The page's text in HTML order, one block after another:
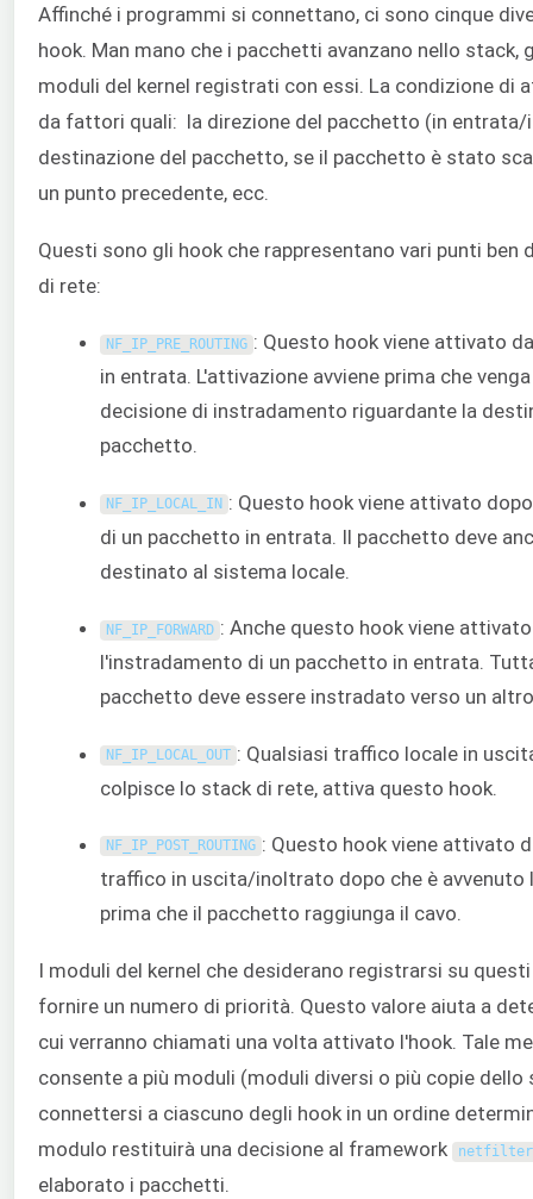
Affinché i programmi si connettano, ci sono cinque
hook. Man mano che i pacchetti avanzano nello stack,
moduli del kernel registrati con essi. La condizione di
da fattori quali: la direzione del pacchetto (in entrata/
destinazione del pacchetto, se il pacchetto è stato
un punto precedente, ecc.
Questi sono gli hook che rappresentano vari punti ben
di rete:
NF_IP_PRE_ROUTING : Questo hook viene attivato
in entrata. L'attivazione avviene prima che
decisione di instradamento riguardante la
pacchetto.
NF_IP_LOCAL_IN : Questo hook viene attivato
di un pacchetto in entrata. Il pacchetto deve
destinato al sistema locale.
NF_IP_FORWARD : Anche questo hook viene
l'instradamento di un pacchetto in entrata.
pacchetto deve essere instradato verso un
NF_IP_LOCAL_OUT : Qualsiasi traffico locale in
colpisce lo stack di rete, attiva questo hook.
NF_IP_POST_ROUTING : Questo hook viene attivato
traffico in uscita/inoltrato dopo che è avvenuto
prima che il pacchetto raggiunga il cavo.
I moduli del kernel che desiderano registrarsi su
fornire un numero di priorità. Questo valore aiuta a
cui verranno chiamati una volta attivato l'hook. Tale
consente a più moduli (moduli diversi o più copie
connettersi a ciascuno degli hook in un ordine
modulo restituirà una decisione al framework
netfilter
elaborato i pacchetti.